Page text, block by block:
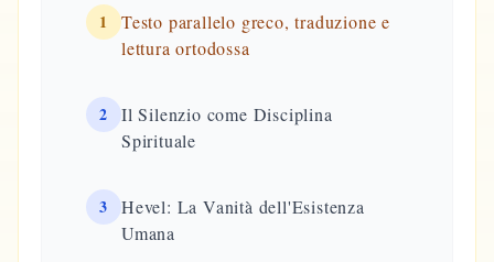
1
Testo parallelo greco, traduzione e
lettura ortodossa
2
Il Silenzio come Disciplina
Spirituale
3
Hevel: La Vanità dell'Esistenza
Umana